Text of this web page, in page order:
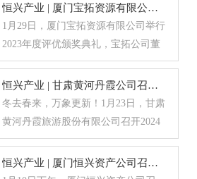
名选手成绩都很卷，我的历史最好成
绩只能被排在B区，同在第一枪出发，
前一公里拥堵基本跑不开，用了4分48
秒，再加上大
汗水，保持健康。于集团来说，在恒
兴的大家庭里，除了工作，我们还可
以有更多其他在一起的欢乐时光。希
望借由恒兴跑团的成立，来传递热爱
生活、积极向上的信念。今年也是恒
兴集团成立30周年，集团各项事业孕
育着新变化、新生机，每位恒兴人都
是恒兴事业的推动者和参与者。恒兴
成立跑团的意义，不在于
团有限公司黄朝阳 中骏集团控股有限
公司姚志胜 泉州东海开发有限公司李
贤义 信义集团（玻璃）有限公司柯希
平 厦门恒兴集团有限公司杨孙西 香江
国际集团有限公司林树哲 南益集团
（福建）有限公司陈祖昌 菲律宾龙威
集团公司陈建福 福建晋兴集团有限公
司蔡经阳 伟华电业有限公司林孝发 九
牧集团有限公司洪及祥 菲律宾鸿盛地
目标完成情况进行了总结，解析了当
前存在的问题，部署了2024年重点工
作计划。潘总认为，在公司全年生产
经营亏损的情况下，集团公司认同大
家的付出，给予了年终奖金，希望大
家理解和感谢集团公司董事长的心
语学校报告厅举行，集团董事会成员
及经营班子、集团总部全员、各子单
位经理级以上人员共200多人通过线
上、线下参加了会议。集团公司总裁
求。集团董事副总裁王伟文作全集团
财务工作报告，各子单位负责人分别
恒兴产业 | 厦门宝拓资源有限公司举办年度评优颁奖表彰先进
1月29日，厦门宝拓资源有限公司举行
2023年度评优颁奖典礼，宝拓公司董
事长张彬以及全体同仁参加了会议，
总结过去，展望未来，表彰先进。会
上，张彬董事长表示，2023年公司面
临了许多挑战，但整体经营方向是正
确的。他向全体宝拓员工表示感谢，
恒兴产业 | 甘肃黄河丹霞公司召开2024年经营工作会议
冬去春来，万象更新！1月23日，甘肃
黄河丹霞旅游股份有限公司召开2024
年“志之所趋，无远弗届”主题经营工
作会议，深入总结2023年度经营工作
成果，谋篇布局、全面开启2024年度
恒兴产业 | 厦门恒兴资产公司召开年会 现场进行评优表彰